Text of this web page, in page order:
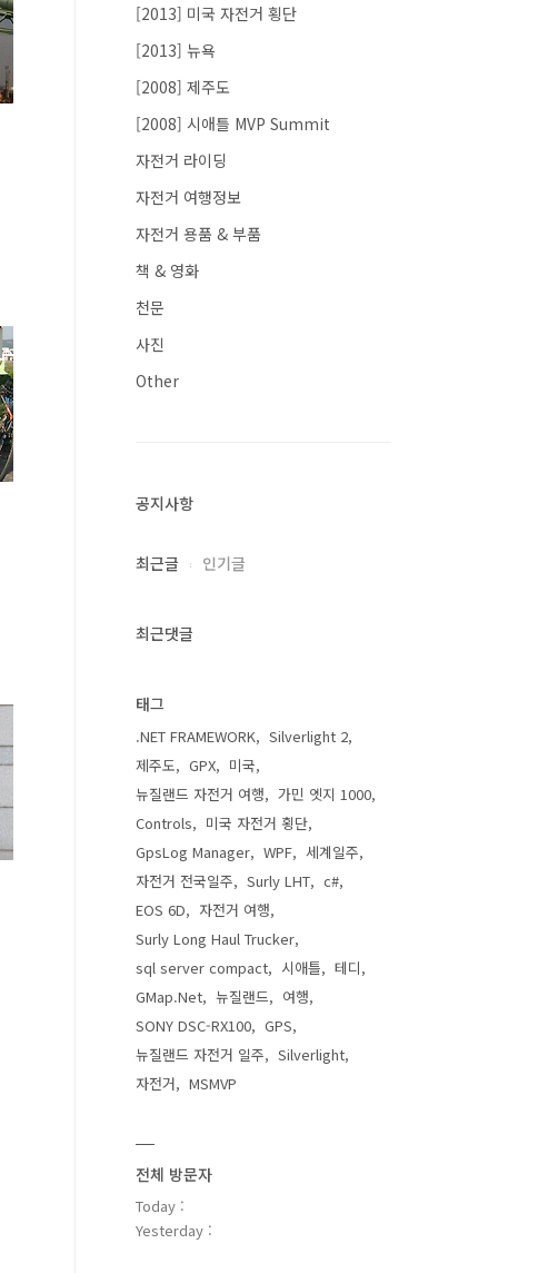
[2013] 미국 자전거 횡단
[2013] 뉴욕
[2008] 제주도
[2008] 시애틀 MVP Summit
자전거 라이딩
자전거 여행정보
자전거 용품 & 부품
책 & 영화
천문
사진
Other
공지사항
최근글 인기글
최근댓글
태그
.NET FRAMEWORK
Silverlight 2
제주도
GPX
미국
뉴질랜드 자전거 여행
가민 엣지 1000
Controls
미국 자전거 횡단
GpsLog Manager
WPF
세계일주
자전거 전국일주
Surly LHT
c#
EOS 6D
자전거 여행
Surly Long Haul Trucker
sql server compact
시애틀
테디
GMap.Net
뉴질랜드
여행
SONY DSC-RX100
GPS
뉴질랜드 자전거 일주
Silverlight
자전거
MSMVP
전체 방문자
Today :
Yesterday :